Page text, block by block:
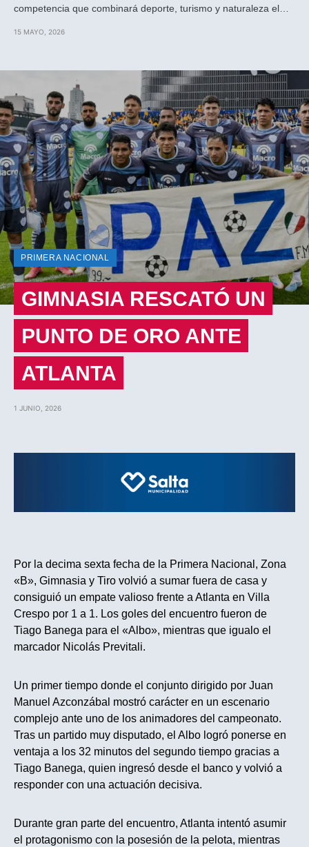
competencia que combinará deporte, turismo y naturaleza el…
15 MAYO, 2026
PRIMERA NACIONAL
GIMNASIA RESCATÓ UN
PUNTO DE ORO ANTE
ATLANTA
1 JUNIO, 2026
Por la decima sexta fecha de la Primera Nacional, Zona
«B», Gimnasia y Tiro volvió a sumar fuera de casa y
consiguió un empate valioso frente a Atlanta en Villa
Crespo por 1 a 1. Los goles del encuentro fueron de
Tiago Banega para el «Albo», mientras que igualo el
marcador Nicolás Previtali.
Un primer tiempo donde el conjunto dirigido por Juan
Manuel Azconzábal mostró carácter en un escenario
complejo ante uno de los animadores del campeonato.
Tras un partido muy disputado, el Albo logró ponerse en
ventaja a los 32 minutos del segundo tiempo gracias a
Tiago Banega, quien ingresó desde el banco y volvió a
responder con una actuación decisiva.
Durante gran parte del encuentro, Atlanta intentó asumir
el protagonismo con la posesión de la pelota, mientras